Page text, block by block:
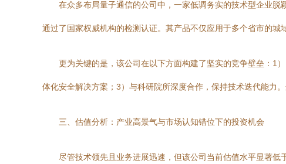
在众多布局量子通信的公司中，一家低调务实的技术型企业
通过了国家权威机构的检测认证。其产品不仅应用于多个省市的
更为关键的是，该公司在以下方面构建了坚实的竞争壁垒：1
体化安全解决方案；3）与科研院所深度合作，保持技术迭代能力
三、估值分析：产业高景气与市场认知错位下的投资机会
尽管技术领先且业务进展迅速，但该公司当前估值水平显著